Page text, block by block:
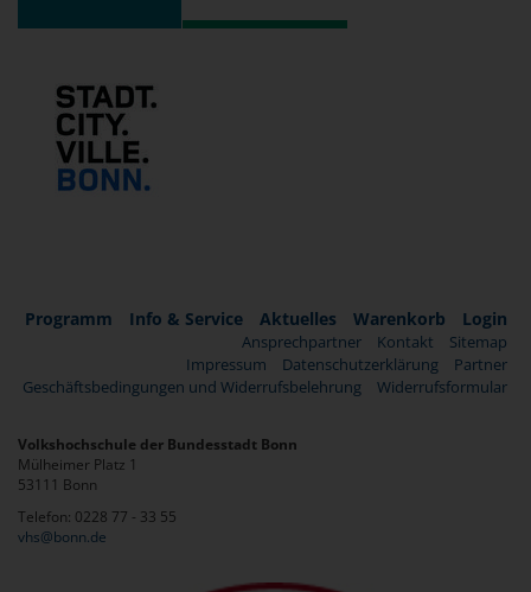
Programm Info & Service Aktuelles Warenkorb Login
Ansprechpartner Kontakt
Sitemap
Impressum
Datenschutzerklärung
Partner
Geschäftsbedingungen und Widerrufsbelehrung
Widerrufsformular
Volkshochschule der Bundesstadt Bonn
Mülheimer Platz 1
53111 Bonn
Telefon: 0228 77 - 33 55
vhs@bonn.de